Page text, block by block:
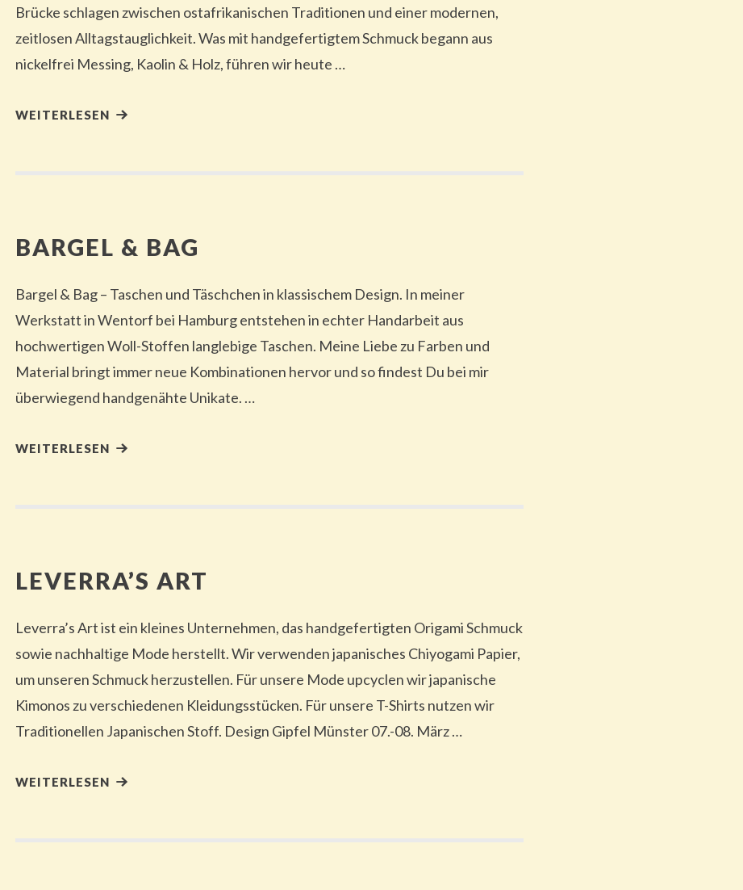
Brücke schlagen zwischen ostafrikanischen Traditionen und einer modernen,
zeitlosen Alltagstauglichkeit. Was mit handgefertigtem Schmuck begann aus
nickelfrei Messing, Kaolin & Holz, führen wir heute …
WEITERLESEN
BARGEL & BAG
Bargel & Bag – Taschen und Täschchen in klassischem Design. In meiner
Werkstatt in Wentorf bei Hamburg entstehen in echter Handarbeit aus
hochwertigen Woll-Stoffen langlebige Taschen. Meine Liebe zu Farben und
Material bringt immer neue Kombinationen hervor und so findest Du bei mir
überwiegend handgenähte Unikate. …
WEITERLESEN
LEVERRA’S ART
Leverra’s Art ist ein kleines Unternehmen, das handgefertigten Origami Schmuck
sowie nachhaltige Mode herstellt. Wir verwenden japanisches Chiyogami Papier,
um unseren Schmuck herzustellen. Für unsere Mode upcyclen wir japanische
Kimonos zu verschiedenen Kleidungsstücken. Für unsere T-Shirts nutzen wir
Traditionellen Japanischen Stoff. Design Gipfel Münster 07.-08. März …
WEITERLESEN